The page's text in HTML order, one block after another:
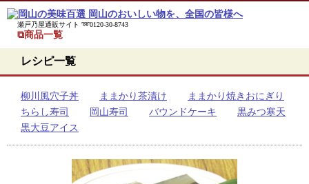
瀬戸乃屋通販サイト ➿0120-30-8743
⧉商品一覧
レシピ一覧
柳川風穴子丼 ままかり茶漬け
ままかり焼きおにぎり
ちらし寿司
岡山寿司 バウンドケーキ
黒みつ寒天
黒大豆アイス